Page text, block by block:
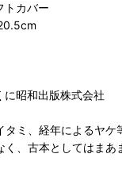
トカバー
昭和出版株式会社
タミ、経年によるヤ
、古本としてはまあ